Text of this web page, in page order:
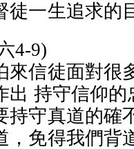
徒一生追求的
4-9)
來信徒面對很
出 持守信仰
持守真道的確
，免得我們背